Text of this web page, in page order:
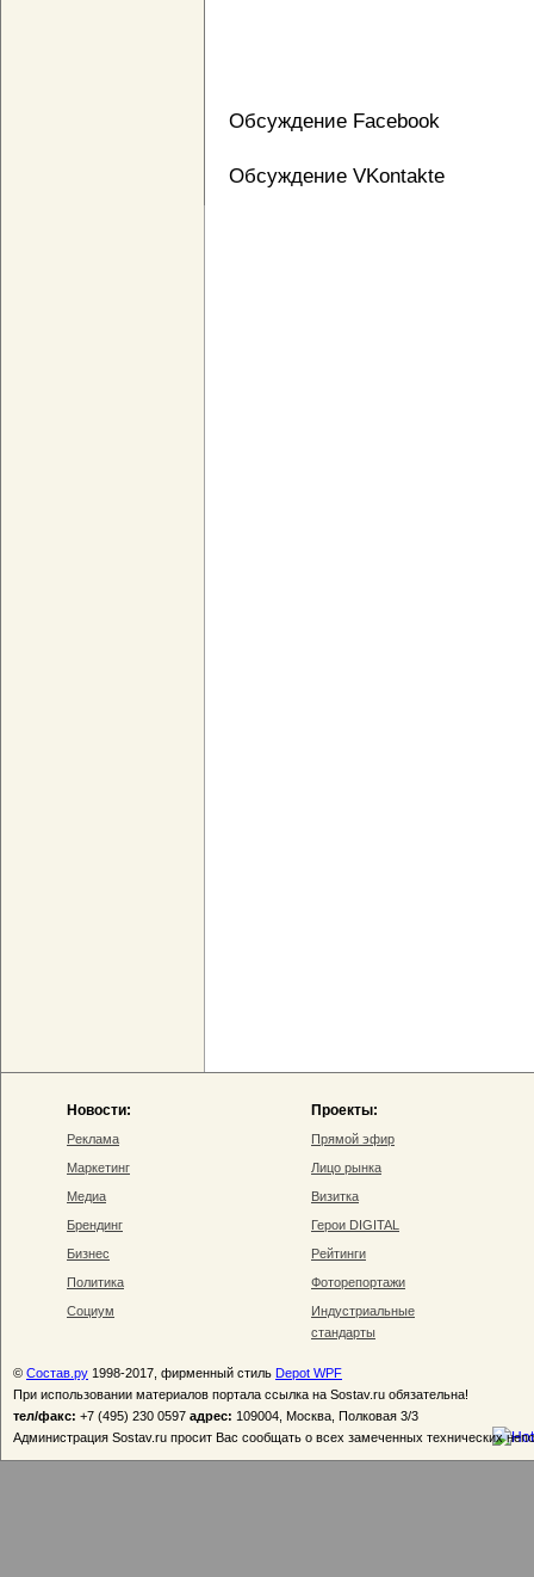
Обсуждение Facebook
Обсуждение VKontakte
Новости:
Реклама
Маркетинг
Медиа
Брендинг
Бизнес
Политика
Социум
Проекты:
Прямой эфир
Лицо рынка
Визитка
Герои DIGITAL
Рейтинги
Фоторепортажи
Индустриальные
стандарты
© Состав.ру 1998-2017, фирменный стиль Depot WPF
При использовании материалов портала ссылка на Sostav.ru обязательна!
тел/факс: +7 (495) 230 0597 адрес: 109004, Москва, Полковая 3/3
Администрация Sostav.ru просит Вас сообщать о всех замеченных технических